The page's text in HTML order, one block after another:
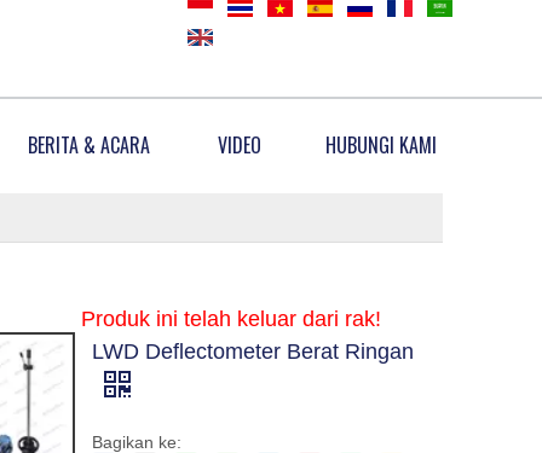
BERITA & ACARA VIDEO HUBUNGI KAMI
Produk ini telah keluar dari rak!
LWD Deflectometer Berat Ringan
Bagikan ke: